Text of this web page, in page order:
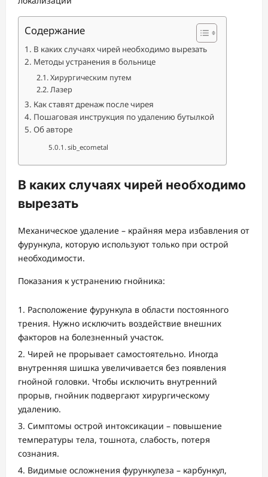
Содержание
В каких случаях чирей необходимо вырезать
Методы устранения в больнице
Хирургическим путем
Лазер
Как ставят дренаж после чирея
Пошаговая инструкция по удалению бутылкой
Об авторе
sib_ecometal
В каких случаях чирей необходимо
вырезать
Механическое удаление – крайняя мера избавления от
фурункула, которую используют только при острой
необходимости.
Показания к устранению гнойника:
Расположение фурункула в области постоянного
трения. Нужно исключить воздействие внешних
факторов на болезненный участок.
Чирей не прорывает самостоятельно. Иногда
внутренняя шишка увеличивается без появления
гнойной головки. Чтобы исключить внутренний
прорыв, гнойник подвергают хирургическому
удалению.
Симптомы острой интоксикации – повышение
температуры тела, тошнота, слабость, потеря
сознания.
Видимые осложнения фурункулеза – карбункул,